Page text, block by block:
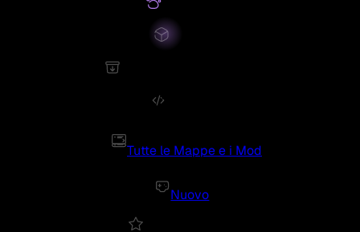
Tutte le Mappe e i Mod
Nuovo